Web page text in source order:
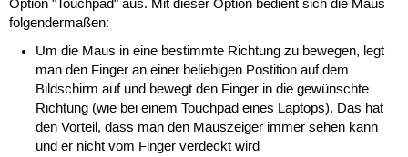
Option "Touchpad" aus. Mit dieser Option bedient sich die Maus
folgendermaßen:
Um die Maus in eine bestimmte Richtung zu bewegen, legt
man den Finger an einer beliebigen Postition auf dem
Bildschirm auf und bewegt den Finger in die gewünschte
Richtung (wie bei einem Touchpad eines Laptops). Das hat
den Vorteil, dass man den Mauszeiger immer sehen kann
und er nicht vom Finger verdeckt wird